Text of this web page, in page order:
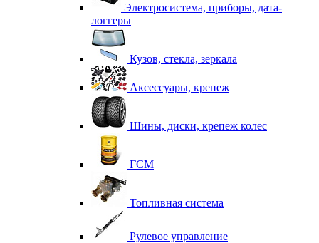
Электросистема, приборы, дата-
логгеры
Кузов, стекла, зеркала
Аксессуары, крепеж
Шины, диски, крепеж колес
ГСМ
Топливная система
Рулевое управление